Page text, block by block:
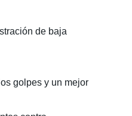
de baja
golpes y un mejor